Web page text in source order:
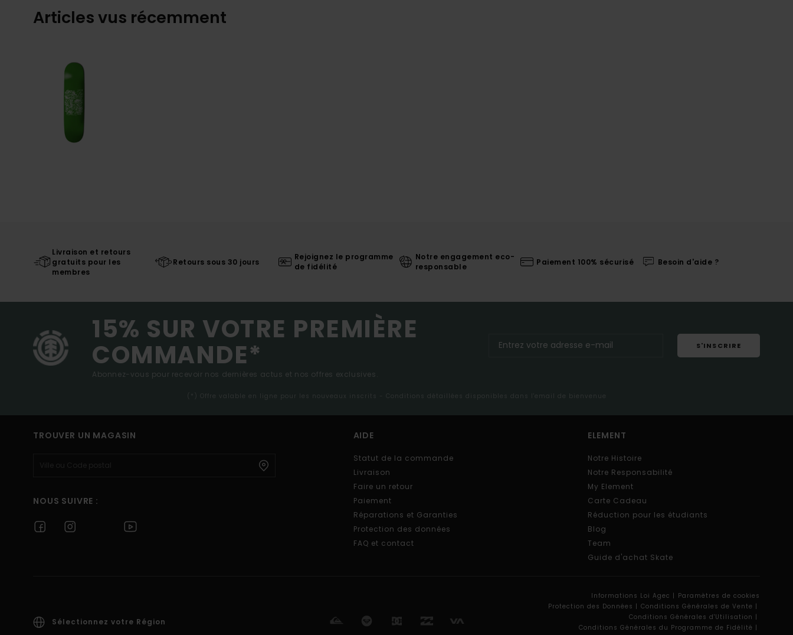
Articles vus récemment
Livraison et retours
gratuits pour les
membres
Retours sous 30 jours
Rejoignez le programme
de fidélité
Notre engagement eco-
responsable
Paiement 100% sécurisé Besoin d'aide ?
15% SUR VOTRE PREMIÈRE
COMMANDE*
Abonnez-vous pour recevoir nos dernières actus et nos offres exclusives.
S'INSCRIRE
(*) Offre valable en ligne pour les nouveaux inscrits - Conditions détaillées disponibles dans l'email de bienvenue
TROUVER UN MAGASIN
NOUS SUIVRE :
AIDE
Statut de la commande
Livraison
Faire un retour
Paiement
Réparations et Garanties
Protection des données
FAQ et contact
ELEMENT
Notre Histoire
Notre Responsabilité
My Element
Carte Cadeau
Réduction pour les étudiants
Blog
Team
Guide d'achat Skate
Sélectionnez votre Région
Informations Loi Agec | Paramètres de cookies
Protection des Données | Conditions Générales de Vente |
Conditions Générales d'Utilisation |
Conditions Générales du Programme de Fidélité |